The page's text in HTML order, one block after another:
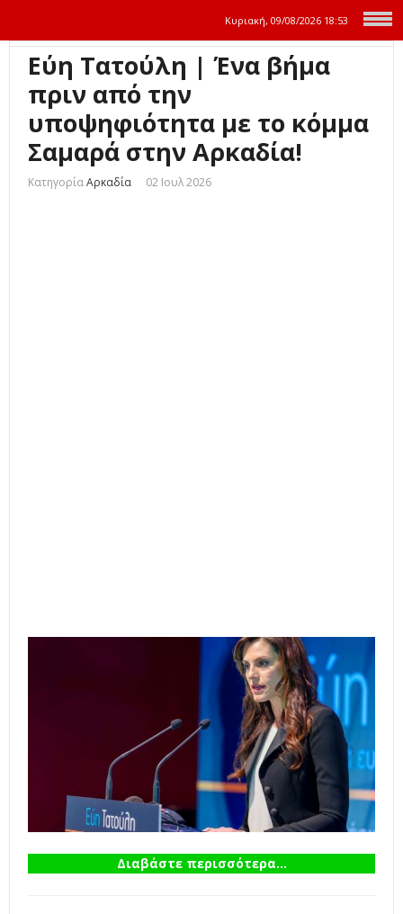
Κυριακή, 09/08/2026 18:53
Εύη Τατούλη | Ένα βήμα
πριν από την
υποψηφιότητα με το κόμμα
Σαμαρά στην Αρκαδία!
ΚατηγορίαΑρκαδία 02 Ιουλ 2026
Διαβάστε περισσότερα...